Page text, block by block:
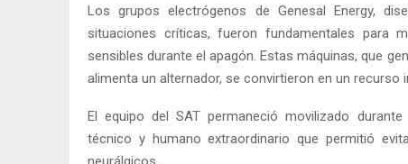
Los grupos electrógenos de Genesal Energy,
situaciones críticas, fueron fundamentales para
sensibles durante el apagón. Estas máquinas, que
alimenta un alternador, se convirtieron en un
El equipo del SAT permaneció movilizado
técnico y humano extraordinario que permitió